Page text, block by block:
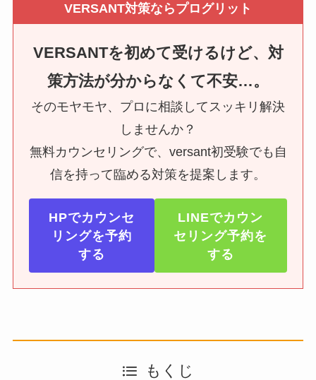
VERSANT対策ならプログリット
VERSANTを初めて受けるけど、対
策方法が分からなくて不安…。
そのモヤモヤ、プロに相談してスッキリ解決
しませんか？
無料カウンセリングで、versant初受験でも自
信を持って臨める対策を提案します。
HPでカウンセ
リングを予約
する
LINEでカウン
セリング予約を
する
もくじ